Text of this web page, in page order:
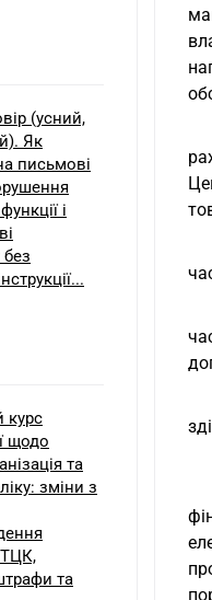
(усний,
Як
письмові
і
курс
щодо
та
зміни з
ТЦК,
та